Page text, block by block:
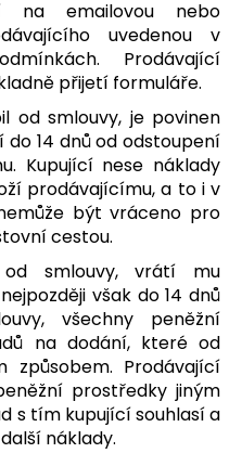
na emailovou nebo
uvedenou v
Prodávající
přijetí formuláře.
od smlouvy, je povinen
14 dnů od odstoupení
Kupující nese náklady
prodávajícímu, a to i v
být vráceno pro
cestou.
smlouvy, vrátí mu
však do 14 dnů
všechny peněžní
na dodání, které od
Prodávající
prostředky jiným
s tím kupující souhlasí a
náklady.